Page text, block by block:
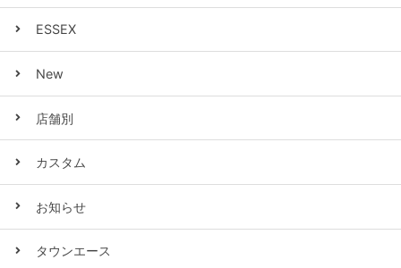
ESSEX
New
店舗別
カスタム
お知らせ
タウンエース